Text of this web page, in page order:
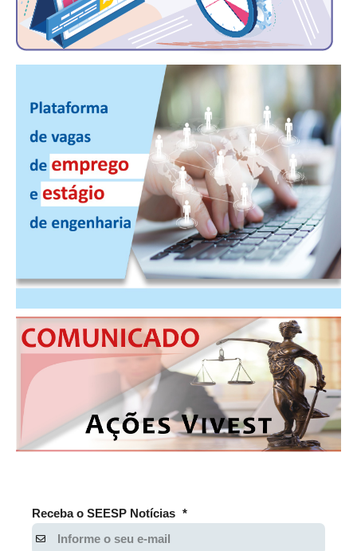
CONTEÚDO ESPECIAL
NOTÍCIAS NO WHATSAPP
FOTOS
PUBLICAÇÕES
MANUAL DE REDAÇÃO
RELEASES
CONTATO
CADASTRO
ASSOCIE-SE
ATUALIZAÇÃO CADASTRAL
Receba o SEESP Notícias *